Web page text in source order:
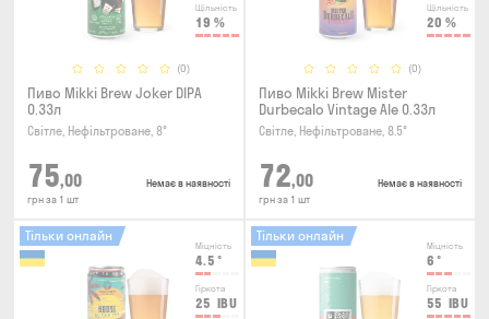
Щільність
19 %
(0)
Пиво Mikki Brew Joker DIPA
0.33л
Світле, Нефільтроване, 8°
75,00
грн за 1 шт
Немає в наявності
Щільність
20 %
(0)
Пиво Mikki Brew Mister
Durbecalo Vintage Ale 0.33л
Світле, Нефільтроване, 8.5°
72,00
грн за 1 шт
Немає в наявності
Міцність
4.5 °
Гіркота
25 IBU
Тільки онлайн
Міцність
6 °
Гіркота
55 IBU
Тільки онлайн